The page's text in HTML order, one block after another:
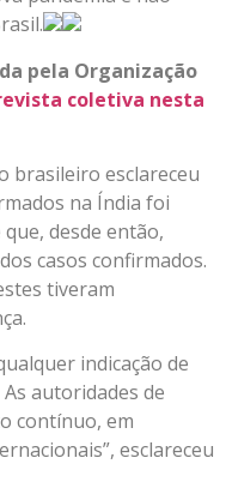
pela Organização
coletiva nesta
brasileiro esclareceu
na Índia foi
desde então,
casos confirmados.
tiveram
indicação de
autoridades de
contínuo, em
esclareceu